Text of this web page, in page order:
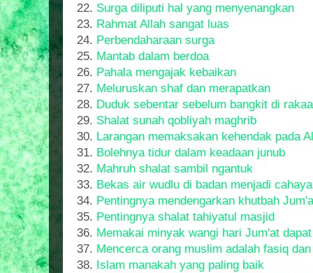
22. Surga diliputi hal yang menyenangkan
23. Rahmat Allah sangat luas
24. Perbendaharaan surga
25. Mantab dalam berdoa
26. Pahala mengajak kebaikan
27. Meluruskan shaf dan merapatkan
28. Duduk sebentar sebelum bangkit di
29. Shalat sunah qobliyah maghrib
30. Larangan memaksakan kehendak pada
31. Bolehnya tidur dalam keadaan junub
32. Mahruh shalat sambil ngantuk
33. Bekas air wudlu di badan menjadi
34. Pentingnya mendengarkan khutbah
35. Pentingnya shalat tahiyatul masjid
36. Memakai minyak wangi hari Jum'at
37. Mencerca orang muslim adalah fasiq
38. Islam manakah yang paling baik